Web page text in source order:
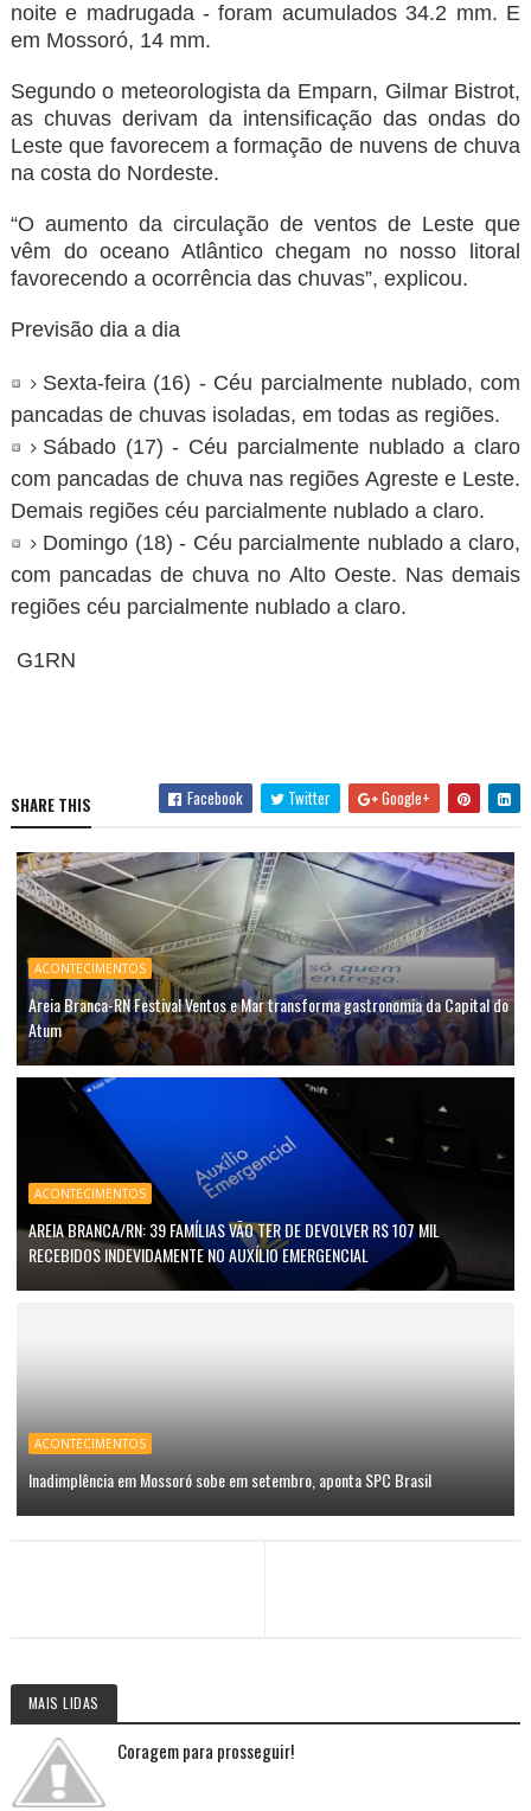
noite e madrugada - foram acumulados 34.2 mm. E
em Mossoró, 14 mm.
Segundo o meteorologista da Emparn, Gilmar Bistrot,
as chuvas derivam da intensificação das ondas do
Leste que favorecem a formação de nuvens de chuva
na costa do Nordeste.
“O aumento da circulação de ventos de Leste que
vêm do oceano Atlântico chegam no nosso litoral
favorecendo a ocorrência das chuvas”, explicou.
Previsão dia a dia
Sexta-feira (16) - Céu parcialmente nublado, com
pancadas de chuvas isoladas, em todas as regiões.
Sábado (17) - Céu parcialmente nublado a claro
com pancadas de chuva nas regiões Agreste e Leste.
Demais regiões céu parcialmente nublado a claro.
Domingo (18) - Céu parcialmente nublado a claro,
com pancadas de chuva no Alto Oeste. Nas demais
regiões céu parcialmente nublado a claro.
G1RN
SHARE THIS Facebook Twitter Google+
ACONTECIMENTOS
Areia Branca-RN Festival Ventos e Mar transforma gastronomia da Capital do
Atum
ACONTECIMENTOS
AREIA BRANCA/RN: 39 FAMÍLIAS VÃO TER DE DEVOLVER R$ 107 MIL
RECEBIDOS INDEVIDAMENTE NO AUXÍLIO EMERGENCIAL
ACONTECIMENTOS
Inadimplência em Mossoró sobe em setembro, aponta SPC Brasil
MAIS LIDAS
Coragem para prosseguir!